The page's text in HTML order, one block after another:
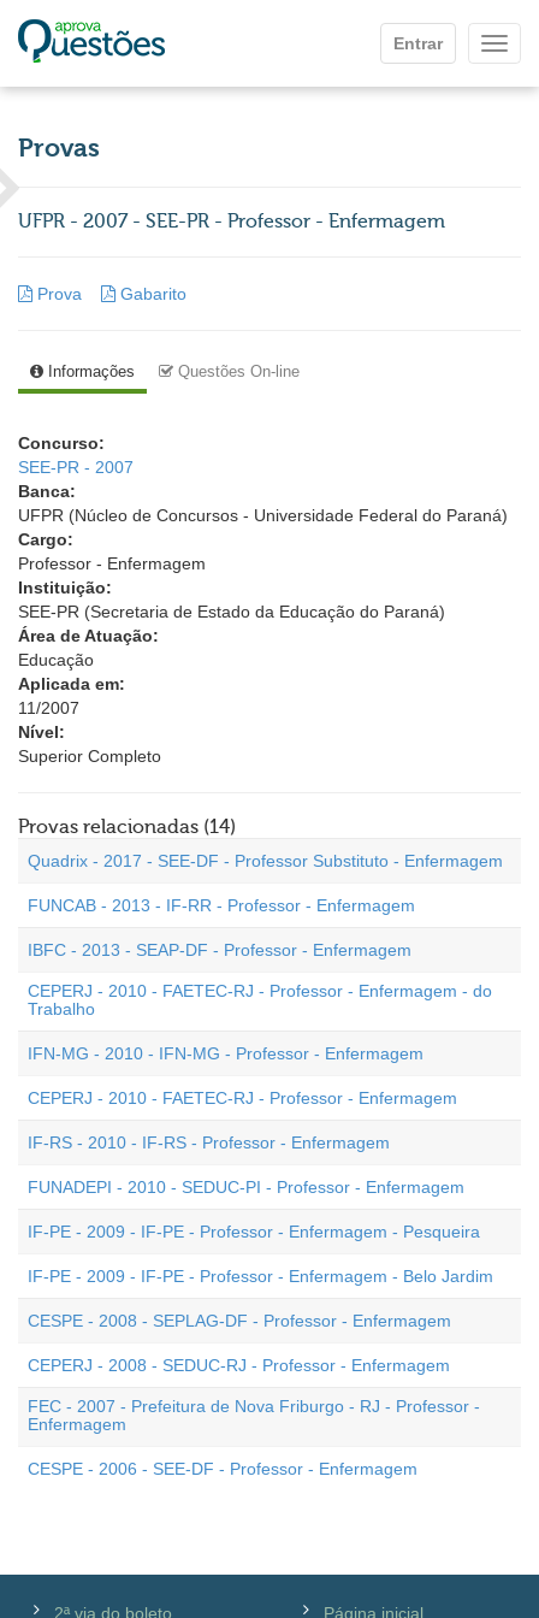
Entrar
Provas
UFPR - 2007 - SEE-PR - Professor - Enfermagem
Prova Gabarito
Informações Questões On-line
Concurso:
SEE-PR - 2007
Banca:
UFPR (Núcleo de Concursos - Universidade Federal do Paraná)
Cargo:
Professor - Enfermagem
Instituição:
SEE-PR (Secretaria de Estado da Educação do Paraná)
Área de Atuação:
Educação
Aplicada em:
11/2007
Nível:
Superior Completo
Provas relacionadas (14)
Quadrix - 2017 - SEE-DF - Professor Substituto - Enfermagem
FUNCAB - 2013 - IF-RR - Professor - Enfermagem
IBFC - 2013 - SEAP-DF - Professor - Enfermagem
CEPERJ - 2010 - FAETEC-RJ - Professor - Enfermagem - do
Trabalho
IFN-MG - 2010 - IFN-MG - Professor - Enfermagem
CEPERJ - 2010 - FAETEC-RJ - Professor - Enfermagem
IF-RS - 2010 - IF-RS - Professor - Enfermagem
FUNADEPI - 2010 - SEDUC-PI - Professor - Enfermagem
IF-PE - 2009 - IF-PE - Professor - Enfermagem - Pesqueira
IF-PE - 2009 - IF-PE - Professor - Enfermagem - Belo Jardim
CESPE - 2008 - SEPLAG-DF - Professor - Enfermagem
CEPERJ - 2008 - SEDUC-RJ - Professor - Enfermagem
FEC - 2007 - Prefeitura de Nova Friburgo - RJ - Professor -
Enfermagem
CESPE - 2006 - SEE-DF - Professor - Enfermagem
2ª via do boleto Página inicial